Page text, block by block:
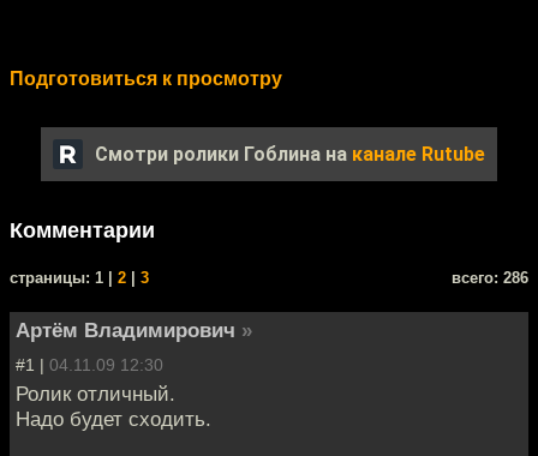
Подготовиться к просмотру
Смотри ролики Гоблина на канале Rutube
Комментарии
cтраницы: 1 | 2 3 всего: 286
Артём Владимирович »
#1 | 04.11.09 12:30
Ролик отличный.
Надо будет сходить.